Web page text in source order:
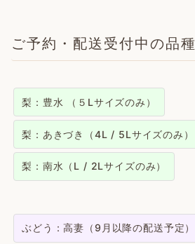
ご予約・配送受付中の品種
梨：豊水 （５Lサイズのみ）
梨：あきづき（4L / 5Lサイズのみ）
梨：南水（L / 2Lサイズのみ）
ぶどう：高妻（9月以降の配送予定）